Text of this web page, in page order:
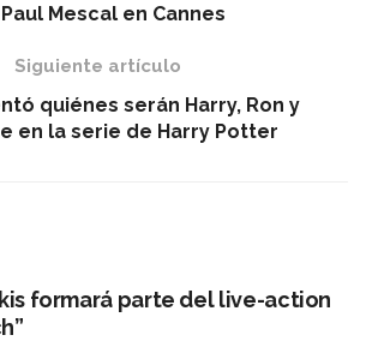
Mescal en Cannes
Siguiente artículo
quiénes serán Harry, Ron y
en la serie de Harry Potter
formará parte del live-action